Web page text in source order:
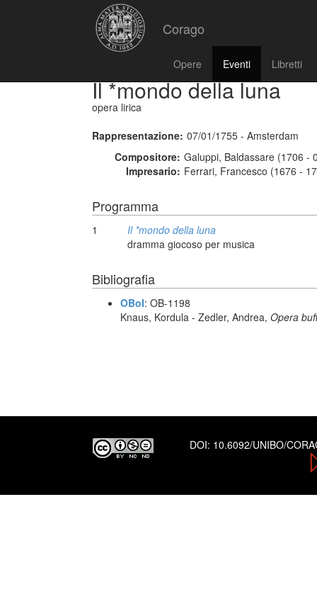
Corago
Opere Eventi Libretti
Il *mondo della luna
opera lirica
Rappresentazione: 07/01/1755 - Amsterdam
Compositore: Galuppi, Baldassare (1706 -
Impresario: Ferrari, Francesco (1676 -
Programma
1
Il *mondo della luna
dramma giocoso per musica
Bibliografia
OBoI: OB-1198
Knaus, Kordula - Zedler, Andrea, Opera
DOI: 10.6092/UNIBO/